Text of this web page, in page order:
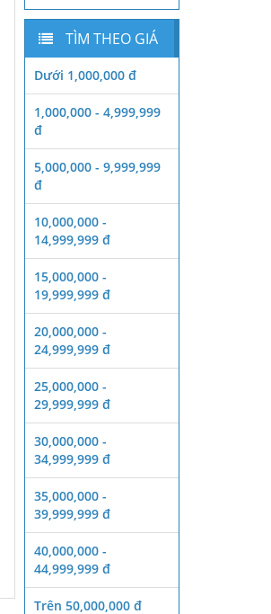
TÌM THEO GIÁ
Dưới 1,000,000 đ
1,000,000 - 4,999,999
đ
5,000,000 - 9,999,999
đ
10,000,000 -
14,999,999 đ
15,000,000 -
19,999,999 đ
20,000,000 -
24,999,999 đ
25,000,000 -
29,999,999 đ
30,000,000 -
34,999,999 đ
35,000,000 -
39,999,999 đ
40,000,000 -
44,999,999 đ
Trên 50,000,000 đ